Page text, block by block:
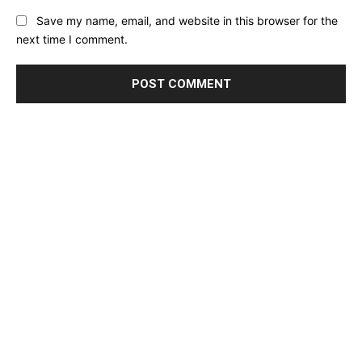
Website:Save my name, email, and website in this browser for the
next time I comment.